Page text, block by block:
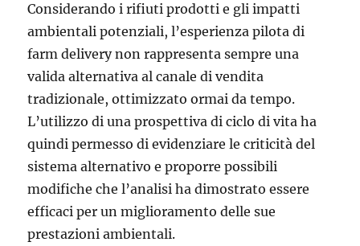
Considerando i rifiuti prodotti e gli impatti
ambientali potenziali, l’esperienza pilota di
farm delivery non rappresenta sempre una
valida alternativa al canale di vendita
tradizionale, ottimizzato ormai da tempo.
L’utilizzo di una prospettiva di ciclo di vita ha
quindi permesso di evidenziare le criticità del
sistema alternativo e proporre possibili
modifiche che l’analisi ha dimostrato essere
efficaci per un miglioramento delle sue
prestazioni ambientali.